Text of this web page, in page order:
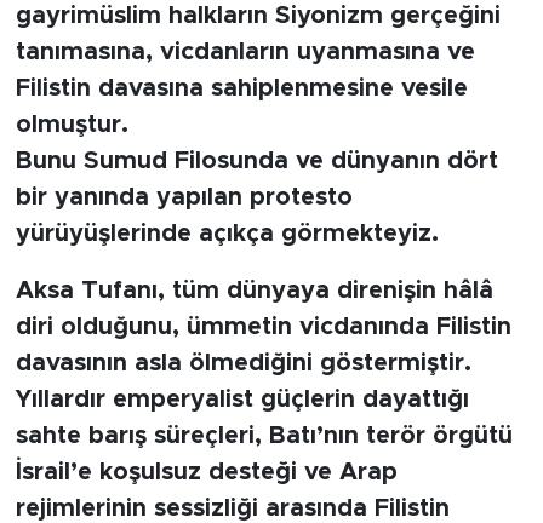
gayrimüslim halkların Siyonizm gerçeğini
tanımasına, vicdanların uyanmasına ve
Filistin davasına sahiplenmesine vesile
olmuştur.
Bunu Sumud Filosunda ve dünyanın dört
bir yanında yapılan protesto
yürüyüşlerinde açıkça görmekteyiz.
Aksa Tufanı, tüm dünyaya direnişin hâlâ
diri olduğunu, ümmetin vicdanında Filistin
davasının asla ölmediğini göstermiştir.
Yıllardır emperyalist güçlerin dayattığı
sahte barış süreçleri, Batı’nın terör örgütü
İsrail’e koşulsuz desteği ve Arap
rejimlerinin sessizliği arasında Filistin
FOTO GALERİ
VİDEOLAR
SOSYAL MEDYA